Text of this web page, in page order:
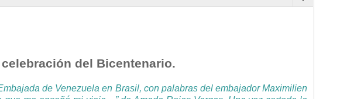
del Bicentenario.
de Venezuela en Brasil, con palabras del embajador Maximilien